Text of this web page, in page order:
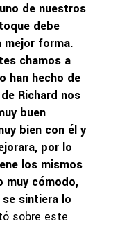
de nuestros
debe
mejor forma.
chamos a
han hecho de
Richard nos
buen
bien con él y
por lo
los mismos
muy cómodo,
sintiera lo
sobre este